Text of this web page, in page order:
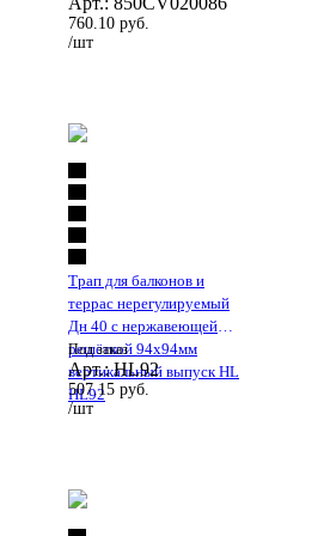
760.10 руб.
/шт
Трап для балконов и
террас нерегулируемый
Дн 40 с нержавеющей
решёткой 94х94мм
вертикальный выпуск HL
HL92
Под заказ
Арт.: HL92
507.15 руб.
/шт